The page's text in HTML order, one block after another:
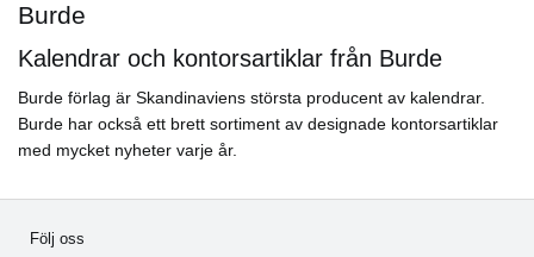
Burde
Kalendrar och kontorsartiklar från Burde
Burde förlag är Skandinaviens största producent av kalendrar.
Burde har också ett brett sortiment av designade kontorsartiklar
med mycket nyheter varje år.
Följ oss